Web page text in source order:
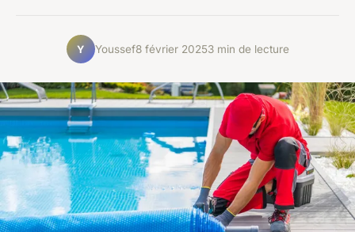
Y Youssef8 février 20253 min de lecture